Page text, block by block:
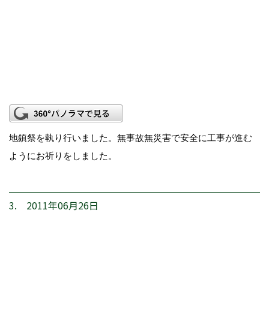
地鎮祭を執り行いました。無事故無災害で安全に工事が進む
ようにお祈りをしました。
3. 2011年06月26日